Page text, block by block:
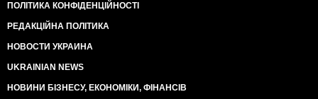
ПОЛІТИКА КОНФІДЕНЦІЙНОСТІ
РЕДАКЦІЙНА ПОЛІТИКА
НОВОСТИ УКРАИНА
UKRAINIAN NEWS
НОВИНИ БІЗНЕСУ, ЕКОНОМІКИ, ФІНАНСІВ